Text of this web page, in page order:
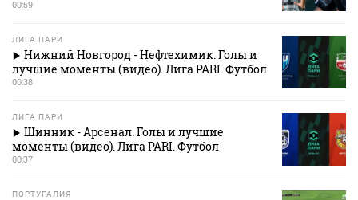
00:59
ЛИГА ПАРИ
Нижний Новгород - Нефтехимик. Голы и
лучшие моменты (видео). Лига PARI. Футбол
00:38
ЛИГА ПАРИ
Шинник - Арсенал. Голы и лучшие
моменты (видео). Лига PARI. Футбол
00:37
ПОРТУГАЛИЯ